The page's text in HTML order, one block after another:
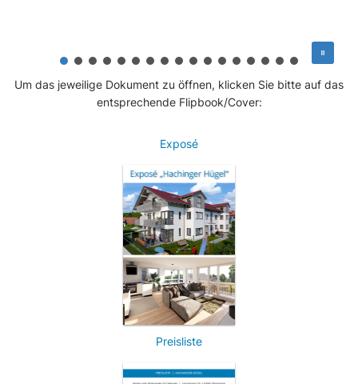
Um das jeweilige Dokument zu öffnen, klicken Sie bitte auf das
entsprechende Flipbook/Cover:
Exposé
Preisliste